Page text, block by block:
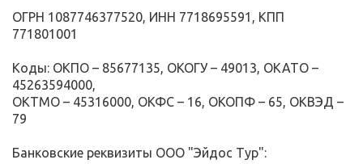
ОГРН 1087746377520, ИНН 7718695591, КПП
771801001
Коды: ОКПО – 85677135, ОКОГУ – 49013, ОКАТО –
45263594000,
ОКТМО – 45316000, ОКФС – 16, ОКОПФ – 65, ОКВЭД –
79
Банковские реквизиты ООО "Эйдос Тур":